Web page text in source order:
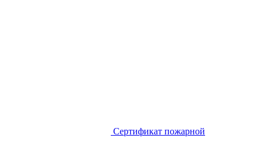
Сертификат пожарной